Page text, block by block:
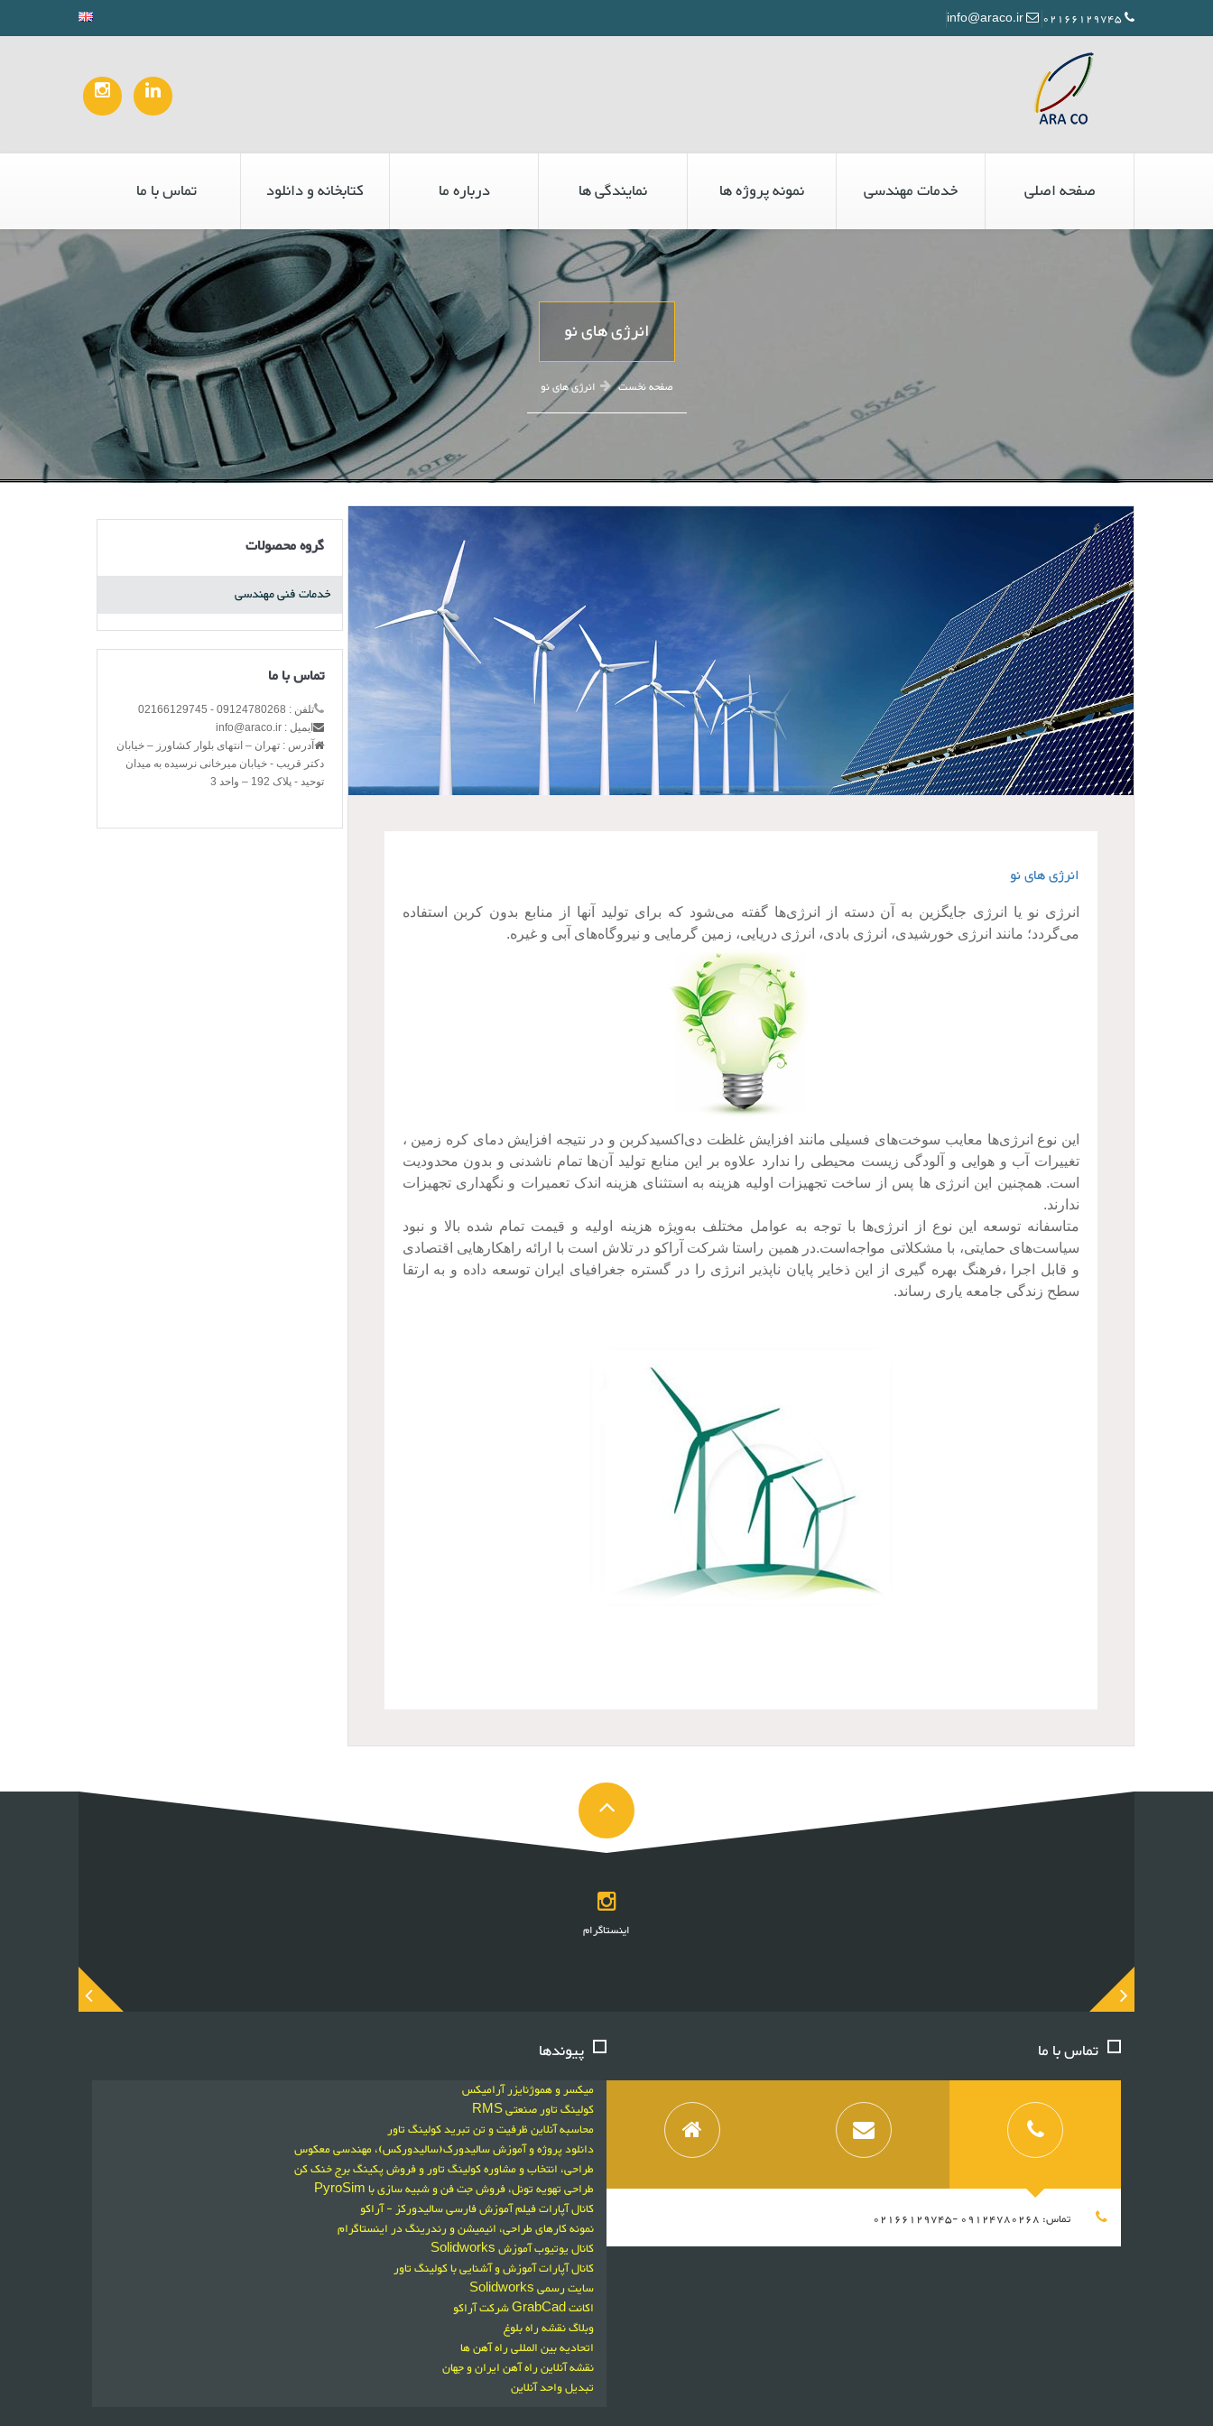
صفحه اصلی خدمات مهندسی نمونه پروژه ها نمایندگی ها درباره ما کتابخانه و دانلود تماس با ما
انرژی های نو
صفحه نخست انرژی های نو
انرژی های نو
انرژی نو یا انرژی جایگزین به آن دسته از انرژی‌ها گفته می‌شود که برای تولید آنها از منابع بدون کربن استفاده
می‌گردد؛ مانند انرژی خورشیدی، انرژی بادی، انرژی دریایی، زمین گرمایی و نیروگاه‌های آبی و غیره.
این نوع انرژی‌ها معایب سوخت‌های فسیلی مانند افزایش غلظت دی‌اکسیدکربن و در نتیجه افزایش دمای کره زمین ،
تغییرات آب و هوایی و آلودگی زیست محیطی را ندارد علاوه بر این منابع تولید آن‌ها تمام ناشدنی و بدون محدودیت
است. همچنین این انرژی ها پس از ساخت تجهیزات اولیه هزینه به استثنای هزینه اندک تعمیرات و نگهداری تجهیزات
ندارند.
متاسفانه توسعه این نوع از انرژی‌ها با توجه به عوامل مختلف به‌ویژه هزینه اولیه و قیمت تمام شده بالا و نبود
سیاست‌های حمایتی، با مشکلاتی مواجه‌است.در همین راستا شرکت آراکو در تلاش است با ارائه راهکارهایی اقتصادی
و قابل اجرا ،فرهنگ بهره گیری از این ذخایر پایان ناپذیر انرژی را در گستره جغرافیای ایران توسعه داده و به ارتقا
سطح زندگی جامعه یاری رساند.
گروه محصولات
خدمات فنی مهندسی
تماس با ما
تلفن : 09124780268 - 02166129745
ایمیل : info@araco.ir
آدرس : تهران – انتهای بلوار کشاورز – خیابان
دکتر قریب - خیابان میرخانی نرسیده به میدان
توحید - پلاک 192 – واحد 3
اینستاگرام
تماس با ما
تماس: 09124780268 -02166129745
پیوندها
میکسر و هموژنایزر آرامیکس
کولینگ تاور صنعتی RMS
محاسبه آنلاین ظرفیت و تن تبرید کولینگ تاور
دانلود پروژه و آموزش سالیدورک(سالیدورکس)، مهندسی معکوس
طراحی، انتخاب و مشاوره کولینگ تاور و فروش پکینگ برج خنک کن
طراحی تهویه تونل، فروش جت فن و شبیه سازی با PyroSim
کانال آپارات فیلم آموزش فارسی سالیدورکز - آراکو
نمونه کارهای طراحی، انیمیشن و رندرینگ در اینستاگرام
کانال یوتیوب آموزش Solidworks
کانال آپارات آموزش و آشنایی با کولینگ تاور
سایت رسمی Solidworks
اکانت GrabCad شرکت آراکو
وبلاگ نقشه راه بلوغ
اتحادیه بین المللی راه آهن ها
نقشه آنلاین راه آهن ایران و جهان
تبدیل واحد آنلاین